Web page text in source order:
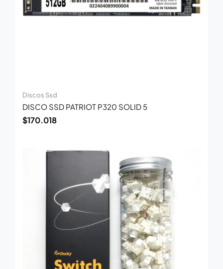
Discos Ssd
DISCO SSD PATRIOT P320 SOLID 5
$170.018